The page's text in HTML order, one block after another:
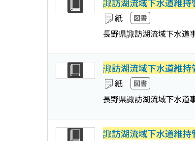
紙 図書
長野県諏訪湖流域下水道
諏訪湖流域下水道維持
紙 図書
長野県諏訪湖流域下水道
諏訪湖流域下水道維持